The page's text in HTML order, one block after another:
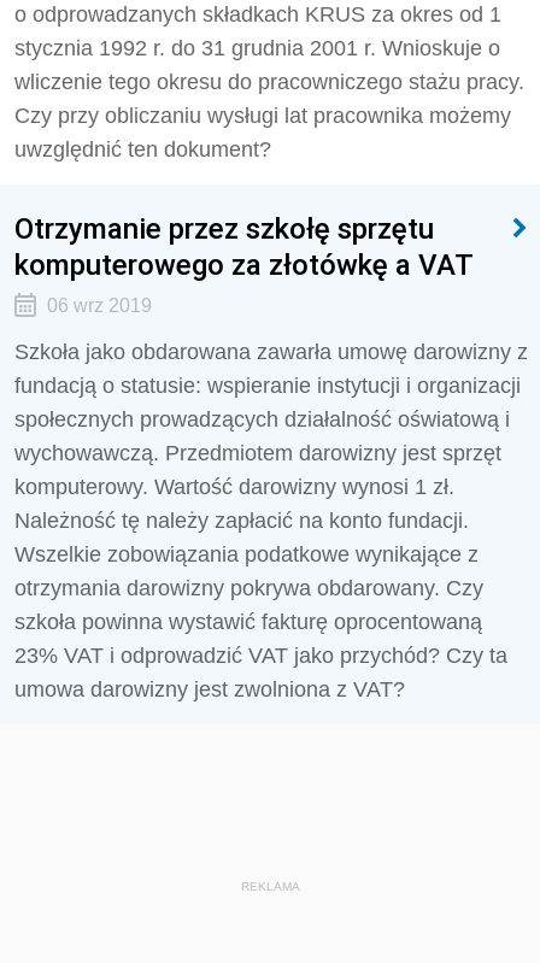
o odprowadzanych składkach KRUS za okres od 1
stycznia 1992 r. do 31 grudnia 2001 r. Wnioskuje o
wliczenie tego okresu do pracowniczego stażu pracy.
Czy przy obliczaniu wysługi lat pracownika możemy
uwzględnić ten dokument?
Otrzymanie przez szkołę sprzętu
komputerowego za złotówkę a VAT
06 wrz 2019
Szkoła jako obdarowana zawarła umowę darowizny z
fundacją o statusie: wspieranie instytucji i organizacji
społecznych prowadzących działalność oświatową i
wychowawczą. Przedmiotem darowizny jest sprzęt
komputerowy. Wartość darowizny wynosi 1 zł.
Należność tę należy zapłacić na konto fundacji.
Wszelkie zobowiązania podatkowe wynikające z
otrzymania darowizny pokrywa obdarowany. Czy
szkoła powinna wystawić fakturę oprocentowaną
23% VAT i odprowadzić VAT jako przychód? Czy ta
umowa darowizny jest zwolniona z VAT?
REKLAMA